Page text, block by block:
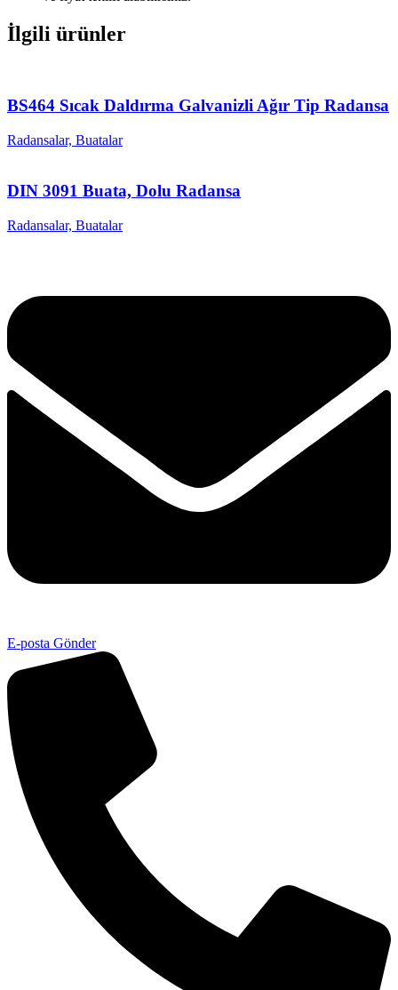
İlgili ürünler
BS464 Sıcak Daldırma Galvanizli Ağır Tip Radansa
Radansalar, Buatalar
DIN 3091 Buata, Dolu Radansa
Radansalar, Buatalar
E-posta Gönder